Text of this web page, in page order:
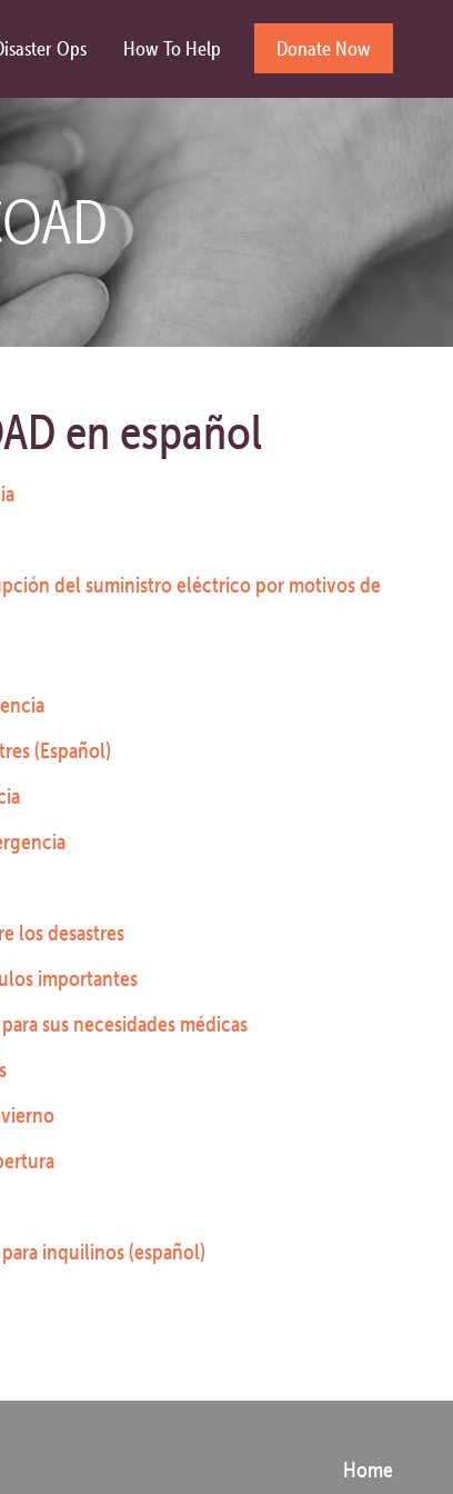
Donate Now
Ops How To Help
en español
del suministro eléctrico por motivos de
(Español)
los desastres
importantes
sus necesidades médicas
inquilinos (español)
Home